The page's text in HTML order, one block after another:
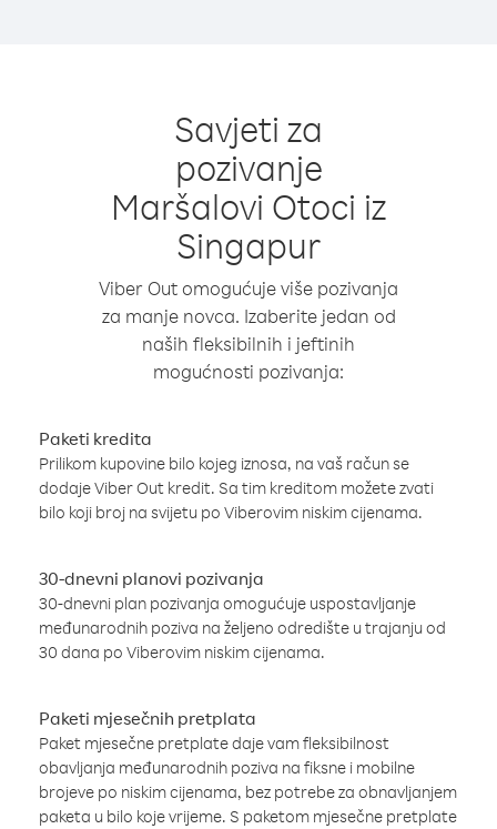
Savjeti za
pozivanje
Maršalovi Otoci iz
Singapur
Viber Out omogućuje više pozivanja
za manje novca. Izaberite jedan od
naših fleksibilnih i jeftinih
mogućnosti pozivanja:
Paketi kredita
Prilikom kupovine bilo kojeg iznosa, na vaš račun se
dodaje Viber Out kredit. Sa tim kreditom možete zvati
bilo koji broj na svijetu po Viberovim niskim cijenama.
30-dnevni planovi pozivanja
30-dnevni plan pozivanja omogućuje uspostavljanje
međunarodnih poziva na željeno odredište u trajanju od
30 dana po Viberovim niskim cijenama.
Paketi mjesečnih pretplata
Paket mjesečne pretplate daje vam fleksibilnost
obavljanja međunarodnih poziva na fiksne i mobilne
brojeve po niskim cijenama, bez potrebe za obnavljanjem
paketa u bilo koje vrijeme. S paketom mjesečne pretplate